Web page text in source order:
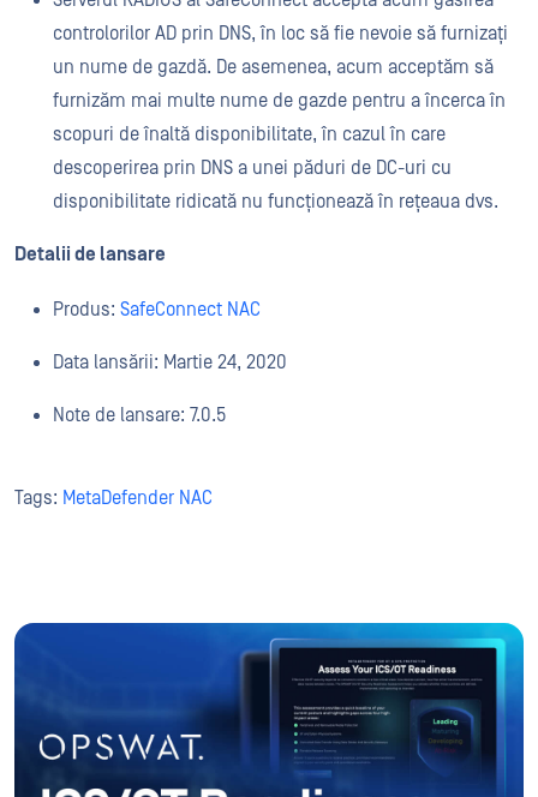
controlorilor AD prin DNS, în loc să fie nevoie să furnizați
un nume de gazdă. De asemenea, acum acceptăm să
furnizăm mai multe nume de gazde pentru a încerca în
scopuri de înaltă disponibilitate, în cazul în care
descoperirea prin DNS a unei păduri de DC-uri cu
disponibilitate ridicată nu funcționează în rețeaua dvs.
Detalii de lansare
Produs: SafeConnect NAC
Data lansării: Martie 24, 2020
Note de lansare: 7.0.5
Tags: MetaDefender NAC